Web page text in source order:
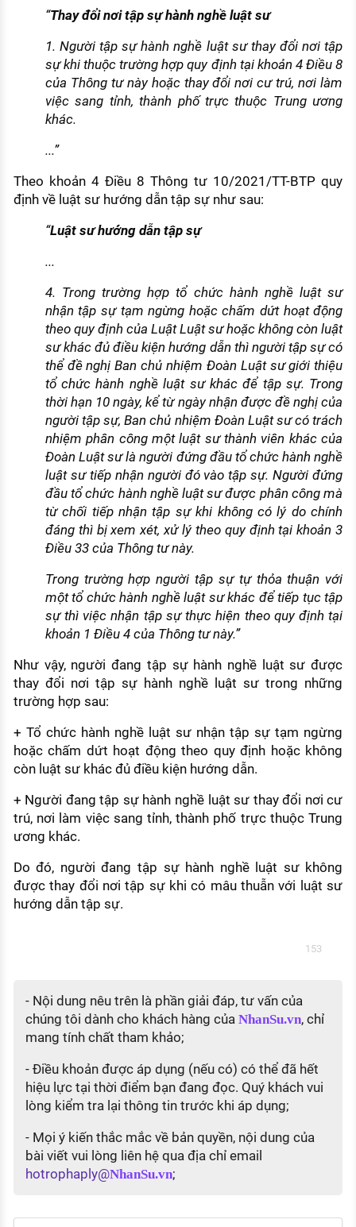
“Thay đổi nơi tập sự hành nghề luật sư
1. Người tập sự hành nghề luật sư thay đổi nơi tập
sự khi thuộc trường hợp quy định tại khoản 4 Điều 8
của Thông tư này hoặc thay đổi nơi cư trú, nơi làm
việc sang tỉnh, thành phố trực thuộc Trung ương
khác.
...”
Theo khoản 4 Điều 8 Thông tư 10/2021/TT-BTP quy
định về luật sư hướng dẫn tập sự như sau:
“Luật sư hướng dẫn tập sự
...
4. Trong trường hợp tổ chức hành nghề luật sư
nhận tập sự tạm ngừng hoặc chấm dứt hoạt động
theo quy định của Luật Luật sư hoặc không còn luật
sư khác đủ điều kiện hướng dẫn thì người tập sự có
thể đề nghị Ban chủ nhiệm Đoàn Luật sư giới thiệu
tổ chức hành nghề luật sư khác để tập sự. Trong
thời hạn 10 ngày, kể từ ngày nhận được đề nghị của
người tập sự, Ban chủ nhiệm Đoàn Luật sư có trách
nhiệm phân công một luật sư thành viên khác của
Đoàn Luật sư là người đứng đầu tổ chức hành nghề
luật sư tiếp nhận người đó vào tập sự. Người đứng
đầu tổ chức hành nghề luật sư được phân công mà
từ chối tiếp nhận tập sự khi không có lý do chính
đáng thì bị xem xét, xử lý theo quy định tại khoản 3
Điều 33 của Thông tư này.
Trong trường hợp người tập sự tự thỏa thuận với
một tổ chức hành nghề luật sư khác để tiếp tục tập
sự thì việc nhận tập sự thực hiện theo quy định tại
khoản 1 Điều 4 của Thông tư này.”
Như vậy, người đang tập sự hành nghề luật sư được
thay đổi nơi tập sự hành nghề luật sư trong những
trường hợp sau:
+ Tổ chức hành nghề luật sư nhận tập sự tạm ngừng
hoặc chấm dứt hoạt động theo quy định hoặc không
còn luật sư khác đủ điều kiện hướng dẫn.
+ Người đang tập sự hành nghề luật sư thay đổi nơi cư
trú, nơi làm việc sang tỉnh, thành phố trực thuộc Trung
ương khác.
Do đó, người đang tập sự hành nghề luật sư không
được thay đổi nơi tập sự khi có mâu thuẫn với luật sư
hướng dẫn tập sự.
153
- Nội dung nêu trên là phần giải đáp, tư vấn của
chúng tôi dành cho khách hàng của NhanSu.vn, chỉ
mang tính chất tham khảo;
- Điều khoản được áp dụng (nếu có) có thể đã hết
hiệu lực tại thời điểm bạn đang đọc. Quý khách vui
lòng kiểm tra lại thông tin trước khi áp dụng;
- Mọi ý kiến thắc mắc về bản quyền, nội dung của
bài viết vui lòng liên hệ qua địa chỉ email
hotrophaply@NhanSu.vn;